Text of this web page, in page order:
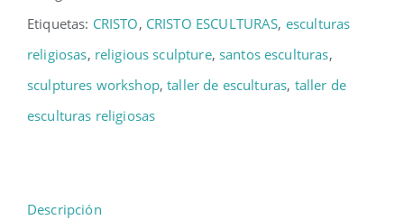
Etiquetas: CRISTO, CRISTO ESCULTURAS, esculturas
religiosas, religious sculpture, santos esculturas,
sculptures workshop,taller de esculturas, taller de
esculturas religiosas
Descripción